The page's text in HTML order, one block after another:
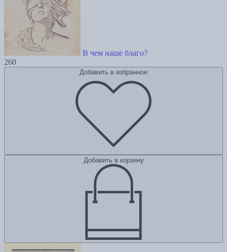
В чем наше благо?
260
Добавить в избранное
Добавить в корзину